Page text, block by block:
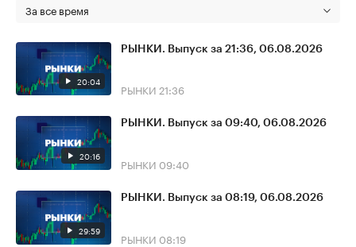
За все время
20:04
РЫНКИ. Выпуск за 21:36, 06.08.2026
РЫНКИ 21:36
20:16
РЫНКИ. Выпуск за 09:40, 06.08.2026
РЫНКИ 09:40
29:59
РЫНКИ. Выпуск за 08:19, 06.08.2026
РЫНКИ 08:19